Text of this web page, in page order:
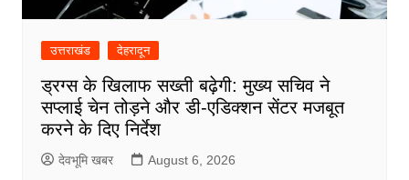
उत्तराखंड देहरादून
ड्रग्स के खिलाफ सख्ती बढ़ेगी: मुख्य सचिव ने
सप्लाई चेन तोड़ने और डी-एडिक्शन सेंटर मजबूत
करने के दिए निर्देश
देवभूमि खबर August 6, 2026